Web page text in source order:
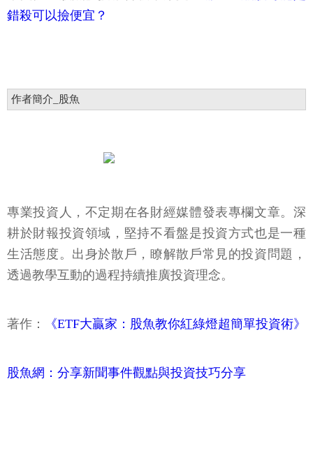
錯殺可以撿便宜？
作者簡介_股魚
專業投資人，不定期在各財經媒體發表專欄文章。深
耕於財報投資領域，堅持不看盤是投資方式也是一種
生活態度。出身於散戶，瞭解散戶常見的投資問題，
透過教學互動的過程持續推廣投資理念。
著作： 《ETF大贏家：股魚教你紅綠燈超簡單投資術》
股魚網：分享新聞事件觀點與投資技巧分享